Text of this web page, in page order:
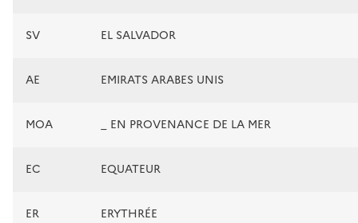
SV EL SALVADOR
AE EMIRATS ARABES UNIS
MOA _ EN PROVENANCE DE LA MER
EC EQUATEUR
ER ERYTHRÉE